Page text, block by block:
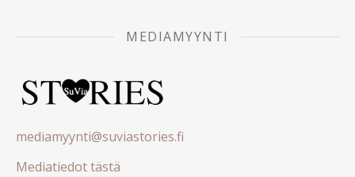
MEDIAMYYNTI
mediamyynti@suviastories.fi
Mediatiedot tästä